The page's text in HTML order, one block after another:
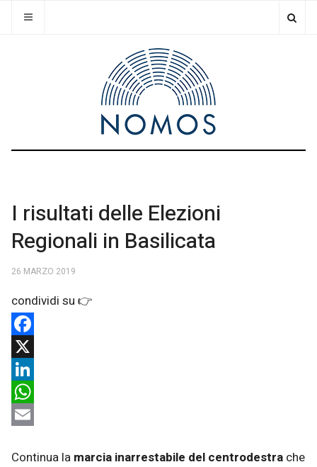
I risultati delle Elezioni
Regionali in Basilicata
26 MARZO 2019
Facebook
X
LinkedIn
WhatsApp
Continua la marcia inarrestabile del centrodestra che